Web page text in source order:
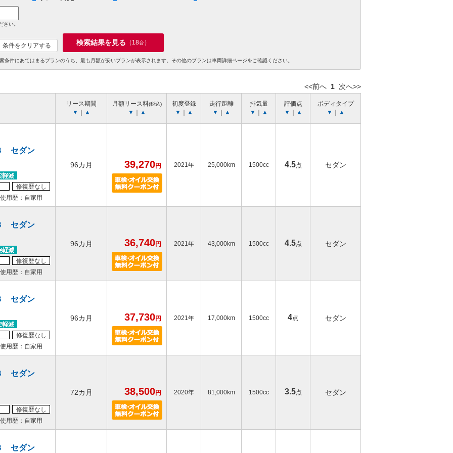
い。
条件をクリアする 検索結果を見る （ 18台 ）
件にあてはまるプランのうち、最も月額が安いプランが表示されます。その他のプランは車両詳細ページをご確認ください。
<<前へ 1 次へ>>
リース期間
▼
▲
月額リース料(税込)
▼ ▲
初度登録
▼
▲
走行距離
▼
▲
排気量
▼
▲
評価点
▼
▲
ボディタイプ
▼
▲
セダン
修復歴なし
使用歴：自家用
96カ月 39,270円 2021年 25,000km 1500cc 4.5点 セダン
セダン
修復歴なし
使用歴：自家用
96カ月 36,740円 2021年 43,000km 1500cc 4.5点 セダン
セダン
修復歴なし
使用歴：自家用
96カ月 37,730円 2021年 17,000km 1500cc 4点 セダン
セダン
修復歴なし
使用歴：自家用
72カ月 38,500円 2020年 81,000km 1500cc 3.5点 セダン
セダン